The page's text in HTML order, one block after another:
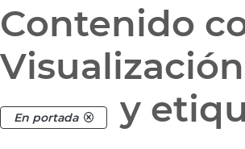
Contenido
Visualización
En portada
y